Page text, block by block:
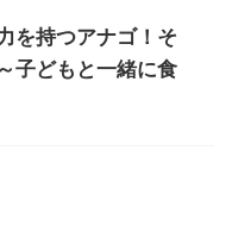
を持つアナゴ！そ
子どもと一緒に食